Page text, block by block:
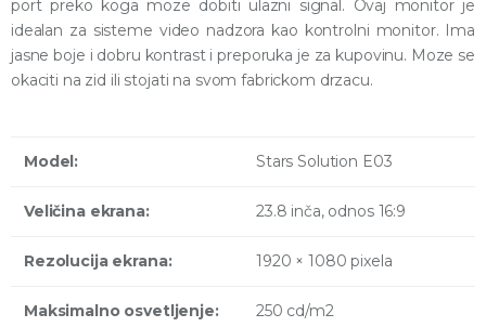
port preko koga moze dobiti ulazni signal. Ovaj monitor je
idealan za sisteme video nadzora kao kontrolni monitor. Ima
jasne boje i dobru kontrast i preporuka je za kupovinu. Moze se
okaciti na zid ili stojati na svom fabrickom drzacu.
Model: Stars Solution E03
Veličina ekrana: 23.8 inča, odnos 16:9
Rezolucija ekrana: 1920 × 1080 pixela
Maksimalno osvetljenje: 250 cd/m2